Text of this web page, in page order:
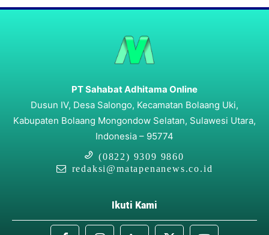
PT Sahabat Adhitama Online
Dusun IV, Desa Salongo, Kecamatan Bolaang Uki,
Kabupaten Bolaang Mongondow Selatan, Sulawesi Utara,
Indonesia – 95774
(0822) 9309 9860
redaksi@matapenanews.co.id
Ikuti Kami